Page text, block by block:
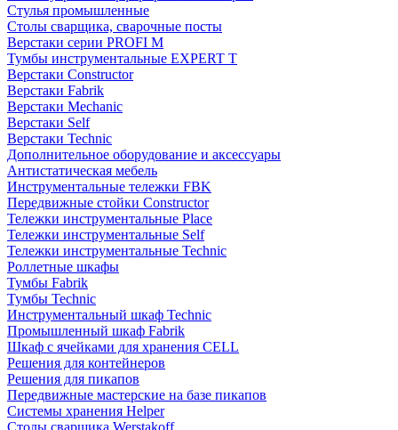
Стулья промышленные
Столы сварщика, сварочные посты
Верстаки серии PROFI M
Тумбы инструментальные EXPERT T
Верстаки Constructor
Верстаки Fabrik
Верстаки Mechanic
Верстаки Self
Верстаки Technic
Дополнительное оборудование и аксессуары
Антистатическая мебель
Инструментальные тележки FBK
Передвижные стойки Constructor
Тележки инструментальные Place
Тележки инструментальные Self
Тележки инструментальные Technic
Роллетные шкафы
Тумбы Fabrik
Тумбы Technic
Инструментальный шкаф Technic
Промышленный шкаф Fabrik
Шкаф с ячейками для хранения CELL
Решения для контейнеров
Решения для пикапов
Передвижные мастерские на базе пикапов
Системы хранения Helper
Столы сварщика Werstakoff